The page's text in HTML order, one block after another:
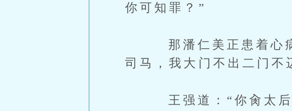
你可知罪？”
那潘仁美正患着心病
司马，我大门不出二门不
王强道：“你肏太后和